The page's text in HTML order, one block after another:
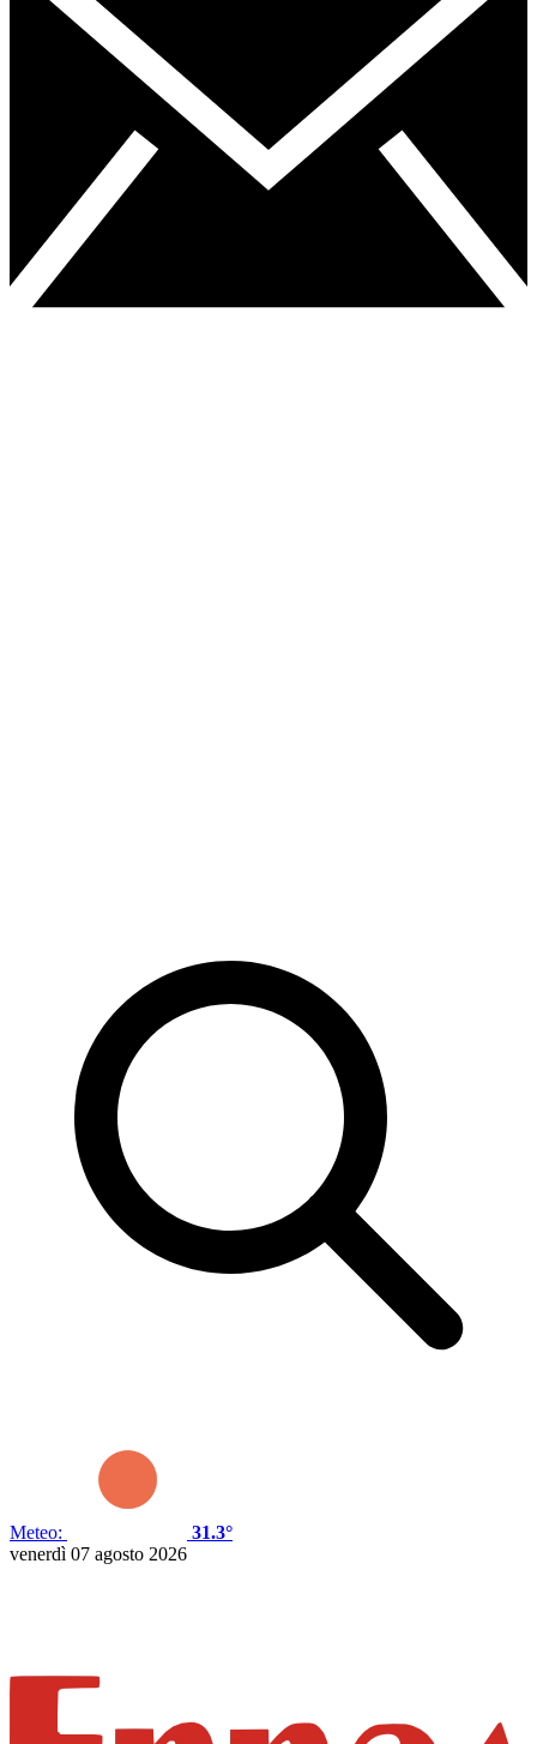
Meteo:
31.3°
venerdì 07 agosto 2026